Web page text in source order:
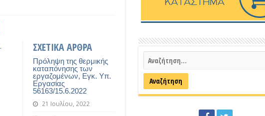
ΣΧΕΤΙΚΑ ΑΡΘΡΑ
Πρόληψη της θερμικής
καταπόνησης των
εργαζομένων, Εγκ. Υπ.
Εργασίας
56163/15.6.2022
21 Ιουλίου, 2022
.